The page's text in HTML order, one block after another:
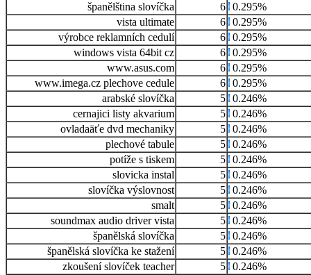
španělština slovíčka
6 0.295%
vista ultimate
6 0.295%
výrobce reklamních cedulí
6 0.295%
windows vista 64bit cz
6 0.295%
www.asus.com
6 0.295%
www.imega.cz plechove cedule
6 0.295%
arabské slovíčka
5 0.246%
cernajici listy akvarium
5 0.246%
ovladaäťe dvd mechaniky
5 0.246%
plechové tabule
5 0.246%
potíže s tiskem
5 0.246%
slovicka instal
5 0.246%
slovíčka výslovnost
5 0.246%
smalt
5 0.246%
soundmax audio driver vista
5 0.246%
španělská slovíčka
5 0.246%
španělská slovíčka ke stažení
5 0.246%
zkoušení slovíček teacher
5 0.246%